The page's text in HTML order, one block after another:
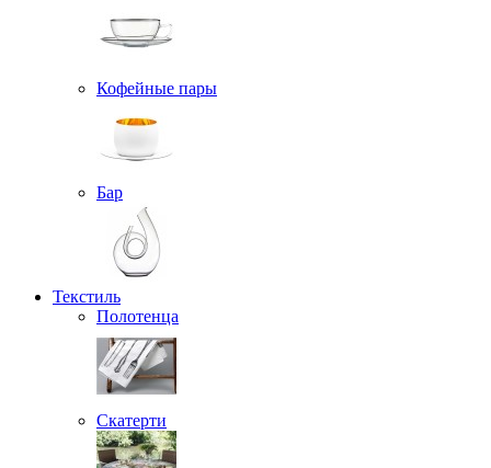
Кофейные пары
Бар
Текстиль
Полотенца
Скатерти